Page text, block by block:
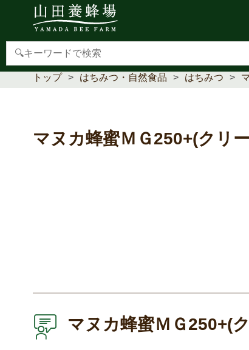
【重要】本人認証サービス(3Dセキュア2.0)導入
トップ はちみつ・自然食品 はちみつ
マヌカ蜂蜜ＭＧ250+(クリ
マヌカ蜂蜜ＭＧ250+(